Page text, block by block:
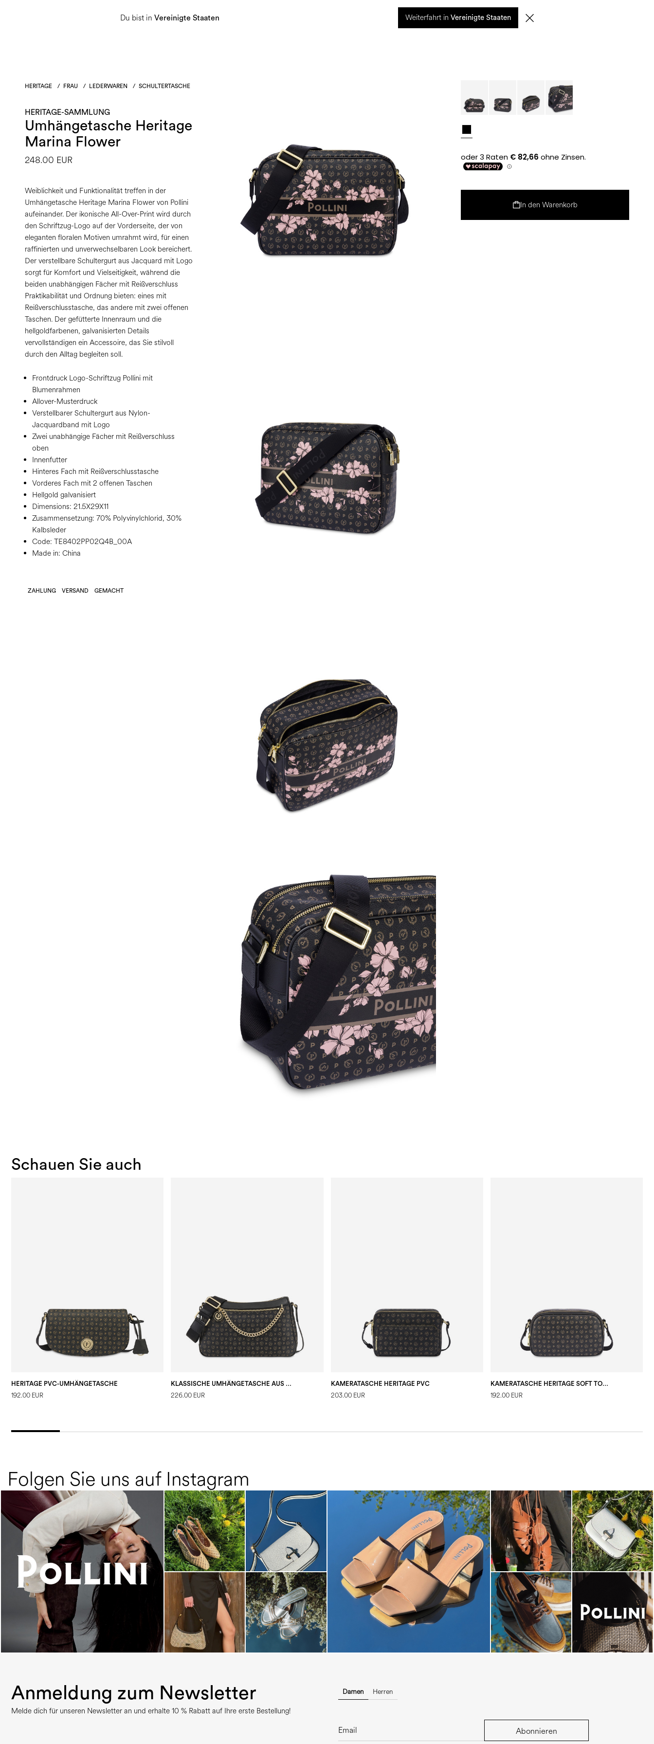
Du bist in Vereinigte Staaten Weiterfahrt in Vereinigte Staaten
Herren Heritage-Sammlung SUCHE
HERITAGE / FRAU / LEDERWAREN / SCHULTERTASCHE
HERITAGE-SAMMLUNG
Umhängetasche Heritage
Marina Flower
248.00 EUR
Weiblichkeit und Funktionalität treffen in der
Umhängetasche Heritage Marina Flower von Pollini
aufeinander. Der ikonische All-Over-Print wird durch
den Schriftzug-Logo auf der Vorderseite, der von
eleganten floralen Motiven umrahmt wird, für einen
raffinierten und unverwechselbaren Look bereichert.
Der verstellbare Schultergurt aus Jacquard mit Logo
sorgt für Komfort und Vielseitigkeit, während die
beiden unabhängigen Fächer mit Reißverschluss
Praktikabilität und Ordnung bieten: eines mit
Reißverschlusstasche, das andere mit zwei offenen
Taschen. Der gefütterte Innenraum und die
hellgoldfarbenen, galvanisierten Details
vervollständigen ein Accessoire, das Sie stilvoll
durch den Alltag begleiten soll.
Frontdruck Logo-Schriftzug Pollini mit
Blumenrahmen
Allover-Musterdruck
Verstellbarer Schultergurt aus Nylon-
Jacquardband mit Logo
Zwei unabhängige Fächer mit Reißverschluss
oben
Innenfutter
Hinteres Fach mit Reißverschlusstasche
Vorderes Fach mit 2 offenen Taschen
Hellgold galvanisiert
Dimensions: 21.5X29X11
Zusammensetzung: 70% Polyvinylchlorid, 30%
Kalbsleder
Code: TE8402PP02Q4B_00A
Made in: China
ZAHLUNG VERSAND GEMACHT
In den Warenkorb
Schauen Sie auch
HERITAGE PVC-UMHÄNGETASCHE
192.00 EUR
KLASSISCHE UMHÄNGETASCHE AUS PVC MIT HERITAGE-LOGO CLASSIC HIMMELBLAU
226.00 EUR
KAMERATASCHE HERITAGE PVC
203.00 EUR
KAMERATASCHE HERITAGE SOFT TOUCH
192.00 EUR
Folgen Sie uns auf Instagram
An ode to the house’s vibrant Italian roots, the
new...
The most-wanted mules and sandals are now on
sale. ...
Anmeldung zum Newsletter
Melde dich für unseren Newsletter an und erhalte 10 % Rabatt auf Ihre erste Bestellung!
Damen Herren
Abonnieren